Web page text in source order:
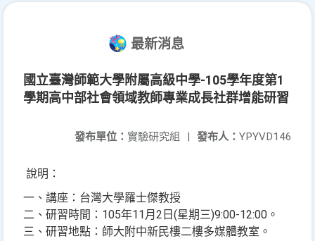
最新消息
國立臺灣師範大學附屬高級中學-105學年度第1
學期高中部社會領域教師專業成長社群增能研習
發布人： YPYVD146
發布單位： 實驗研究組 |
說明：
一、講座：台灣大學羅士傑教授
二、研習時間：105年11月2日(星期三)9:00-12:00。
三、研習地點：師大附中新民樓二樓多媒體教室。